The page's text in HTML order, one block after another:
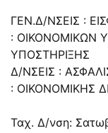
ΓΕΝ.Δ/ΝΣΕΙΣ :
: ΟΙΚΟΝΟΜΙΚΩΝ
ΥΠΟΣΤΗΡΙΞΗΣ
Δ/ΝΣΕΙΣ :
: ΟΙΚΟΝΟΜΙΚΗΣ
Ταχ. Δ/νση: